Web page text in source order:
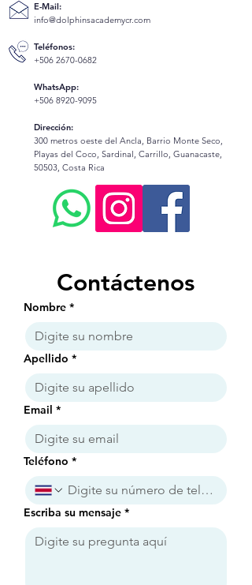
E-Mail:
info@dolphinsacademycr.com
Teléfonos:
+506 2670-0682
WhatsApp:
+506 8920-9095
Dirección:
300 metros oeste del Ancla, Barrio Monte Seco,
Playas del Coco, Sardinal, Carrillo, Guanacaste,
50503, Costa Rica
Contáctenos
Nombre *
Apellido *
Email *
Teléfono *
Escriba su mensaje *